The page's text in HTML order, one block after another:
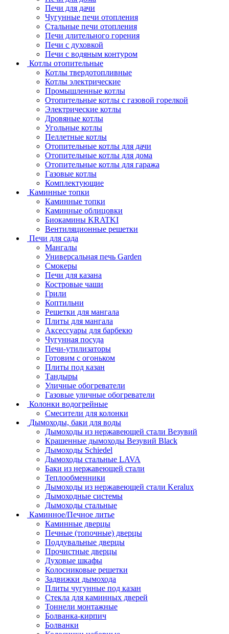
Печи для дачи
Чугунные печи отопления
Стальные печи отопления
Печи длительного горения
Печи с духовкой
Печи с водяным контуром
Котлы отопительные
Котлы твердотопливные
Котлы электрические
Промышленные котлы
Отопительные котлы с газовой горелкой
Электрические котлы
Дровяные котлы
Угольные котлы
Пеллетные котлы
Отопительные котлы для дачи
Отопительные котлы для дома
Отопительные котлы для гаража
Газовые котлы
Комплектующие
Каминные топки
Каминные топки
Каминные облицовки
Биокамины KRATKI
Вентиляционные решетки
Печи для сада
Мангалы
Универсальная печь Garden
Смокеры
Печи для казана
Костровые чаши
Грили
Коптильни
Решетки для мангала
Плиты для мангала
Аксессуары для барбекю
Чугунная посуда
Печи-утилизаторы
Готовим с огоньком
Плиты под казан
Тандыры
Уличные обогреватели
Газовые уличные обогреватели
Колонки водогрейные
Смесители для колонки
Дымоходы, баки для воды
Дымоходы из нержавеющей стали Везувий
Крашенные дымоходы Везувий Black
Дымоходы Schiedel
Дымоходы стальные LAVA
Баки из нержавеющей стали
Теплообменники
Дымоходы из нержавеющей стали Keralux
Дымоходные системы
Дымоходы стальные
Каминное/Печное литье
Каминные дверцы
Печные (топочные) дверцы
Поддувальные дверцы
Прочистные дверцы
Духовые шкафы
Колосниковые решетки
Задвижки дымохода
Плиты чугунные под казан
Стекла для каминных дверей
Тоннели монтажные
Болванка-кирпич
Болванки